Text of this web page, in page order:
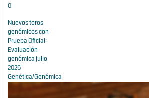
0
Nuevos toros
genómicos con
Prueba Oficial:
Evaluación
genómica julio
2026
Genética/Genómica